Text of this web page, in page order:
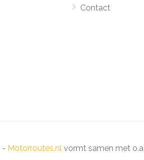
Contact
- Motorroutes.nl vormt samen met o.a